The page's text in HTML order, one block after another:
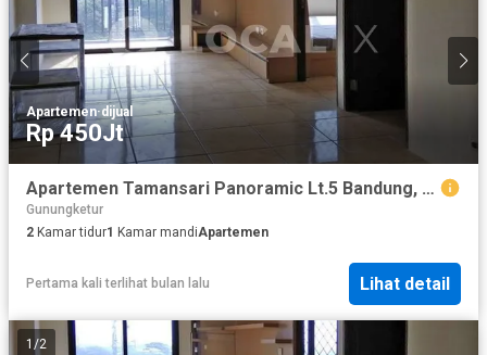
Apartemen·dijual
Rp 450Jt
Apartemen Tamansari Panoramic Lt.5 Bandung, Jawa Barat
Gunungketur
2 Kamar tidur1 Kamar mandiApartemen
Pertama kali terlihat bulan lalu Lihat detail
1 /2